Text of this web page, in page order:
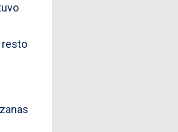
resto